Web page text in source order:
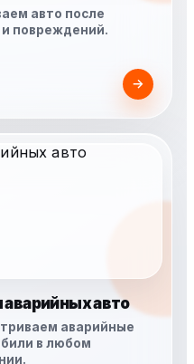
авто после
и повреждений.
аварийных авто
аварийные
в любом